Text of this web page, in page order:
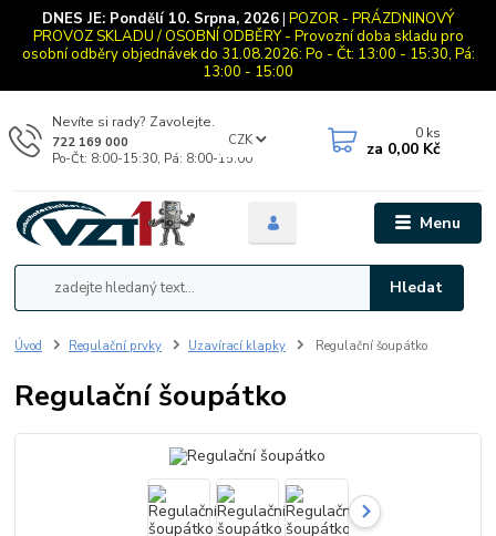
DNES JE: Pondělí 10. Srpna, 2026| POZOR - PRÁZDNINOVÝ
PROVOZ SKLADU / OSOBNÍ ODBĚRY - Provozní doba skladu pro
osobní odběry objednávek do 31.08.2026: Po - Čt: 13:00 - 15:30, Pá:
13:00 - 15:00
Menu
CZK
Hledat
Nevíte si rady? Zavolejte.
722 169 000
Po-Čt: 8:00-15:30, Pá: 8:00-15:00
0 ks
za 0,00 Kč
Úvod Regulační prvky Uzavírací klapky Regulační šoupátko
Regulační šoupátko